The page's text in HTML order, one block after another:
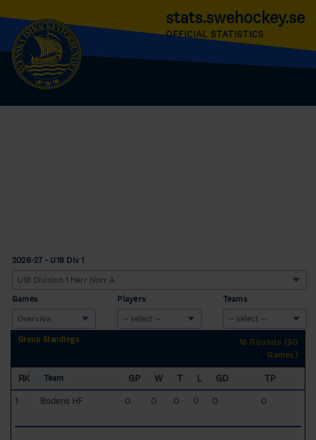
stats.swehockey.se
OFFICIAL STATISTICS
2026-27 - U18 Div 1
Games Players Teams
Group Standings
18 Rounds (90
Games)
RK Team GP W T L GD
TP
1
Bodens HF 0 0 0 0 0 0